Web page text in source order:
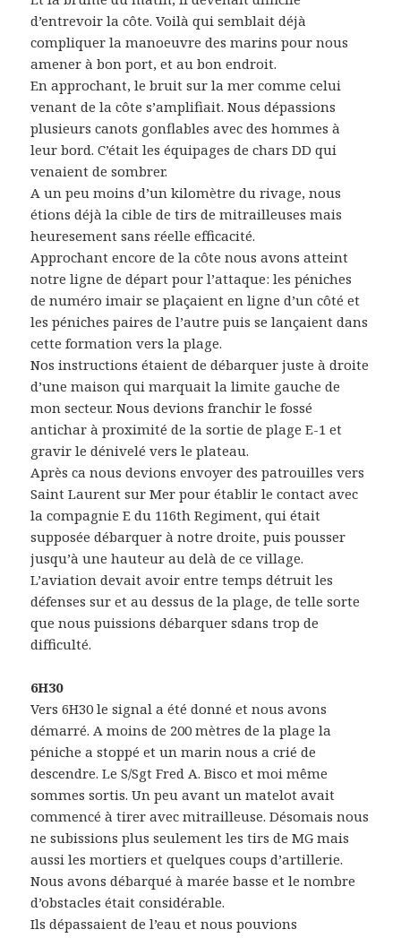
d’entrevoir la côte. Voilà qui semblait déjà
compliquer la manoeuvre des marins pour nous
amener à bon port, et au bon endroit.
En approchant, le bruit sur la mer comme celui
venant de la côte s’amplifiait. Nous dépassions
plusieurs canots gonflables avec des hommes à
leur bord. C’était les équipages de chars DD qui
venaient de sombrer.
A un peu moins d’un kilomètre du rivage, nous
étions déjà la cible de tirs de mitrailleuses mais
heuresement sans réelle efficacité.
Approchant encore de la côte nous avons atteint
notre ligne de départ pour l’attaque: les péniches
de numéro imair se plaçaient en ligne d’un côté et
les péniches paires de l’autre puis se lançaient dans
cette formation vers la plage.
Nos instructions étaient de débarquer juste à droite
d’une maison qui marquait la limite gauche de
mon secteur. Nous devions franchir le fossé
antichar à proximité de la sortie de plage E-1 et
gravir le dénivelé vers le plateau.
Après ca nous devions envoyer des patrouilles vers
Saint Laurent sur Mer pour établir le contact avec
la compagnie E du 116th Regiment, qui était
supposée débarquer à notre droite, puis pousser
jusqu’à une hauteur au delà de ce village.
L’aviation devait avoir entre temps détruit les
défenses sur et au dessus de la plage, de telle sorte
que nous puissions débarquer sdans trop de
difficulté.
6H30
Vers 6H30 le signal a été donné et nous avons
démarré. A moins de 200 mètres de la plage la
péniche a stoppé et un marin nous a crié de
descendre. Le S/Sgt Fred A. Bisco et moi même
sommes sortis. Un peu avant un matelot avait
commencé à tirer avec mitrailleuse. Désomais nous
ne subissions plus seulement les tirs de MG mais
aussi les mortiers et quelques coups d’artillerie.
Nous avons débarqué à marée basse et le nombre
d’obstacles était considérable.
Ils dépassaient de l’eau et nous pouvions